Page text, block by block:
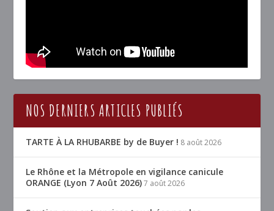
NOS DERNIERS ARTICLES PUBLIÉS
TARTE À LA RHUBARBE by de Buyer ! 8 août 2026
Le Rhône et la Métropole en vigilance canicule
ORANGE (Lyon 7 Août 2026) 7 août 2026